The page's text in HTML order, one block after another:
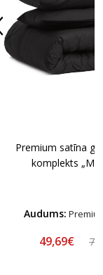
Premium satīna
komplekts
Audums:
49,69€